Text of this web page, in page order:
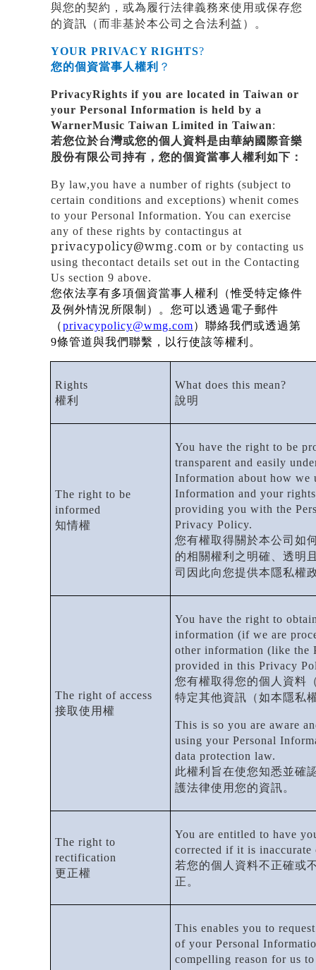
與您的契約，或為履行法律義務來使用或保存您
的資訊（而非基於本公司之合法利益）。
YOUR PRIVACY RIGHTS?
您的個資當事人權利 ？
PrivacyRights if you are located in Taiwan or
your Personal Information is held by a
WarnerMusic Taiwan Limited in Taiwan:
若您位於台灣或您的個人資料是由華納國際音樂
股份有限公司持有，您的個資當事人權利如下：
By law,you have a number of rights (subject to
certain conditions and exceptions) whenit comes
to your Personal Information. You can exercise
any of these rights by contactingus at
privacypolicy@wmg.com or by contacting us
using thecontact details set out in the Contacting
Us section 9 above.
您依法享有多項個資當事人權利（惟受特定條件
及例外情況所限制）。您可以透過電子郵件
（privacypolicy@wmg.com）聯絡我們或透過第
9條管道與我們聯繫，以行使該等權利。
Rights
權利
What does this mean?
說明
The right to be
informed
知情權
You have the right to be
transparent and easily
Information about how we
Information and your
providing you with the
Privacy Policy.
您有權取得關於本公司如
的相關權利之明確、透明
司因此向您提供本隱私權
The right of access
接取使用權
You have the right to
information (if we are
other information (like the
provided in this Privacy
您有權取得您的個人資料
特定其他資訊（如本隱私
This is so you are aware
using your Personal
data protection law.
此權利旨在使您知悉並確
護法律使用您的資訊。
The right to
rectification
更正權
You are entitled to have
corrected if it is inaccurate
若您的個人資料不正確或
正。
This enables you to
of your Personal
compelling reason for us